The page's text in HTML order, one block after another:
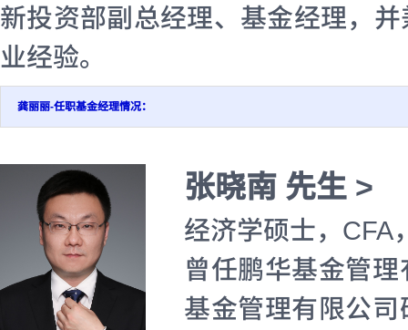
新投资部副总经理、基金经理，
业经验。
龚丽丽-任职基金经理情况：
张晓南 先生 >
经济学硕士，CFA
曾任鹏华基金管
基金管理有限公